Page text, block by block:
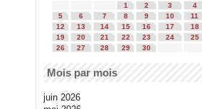
1
2 3
4
5
6 7 8 9 10
11
12
13 14 15 16 17
18
19
20 21 22 23 24
25
26
27 28 29 30
Mois par mois
juin 2026